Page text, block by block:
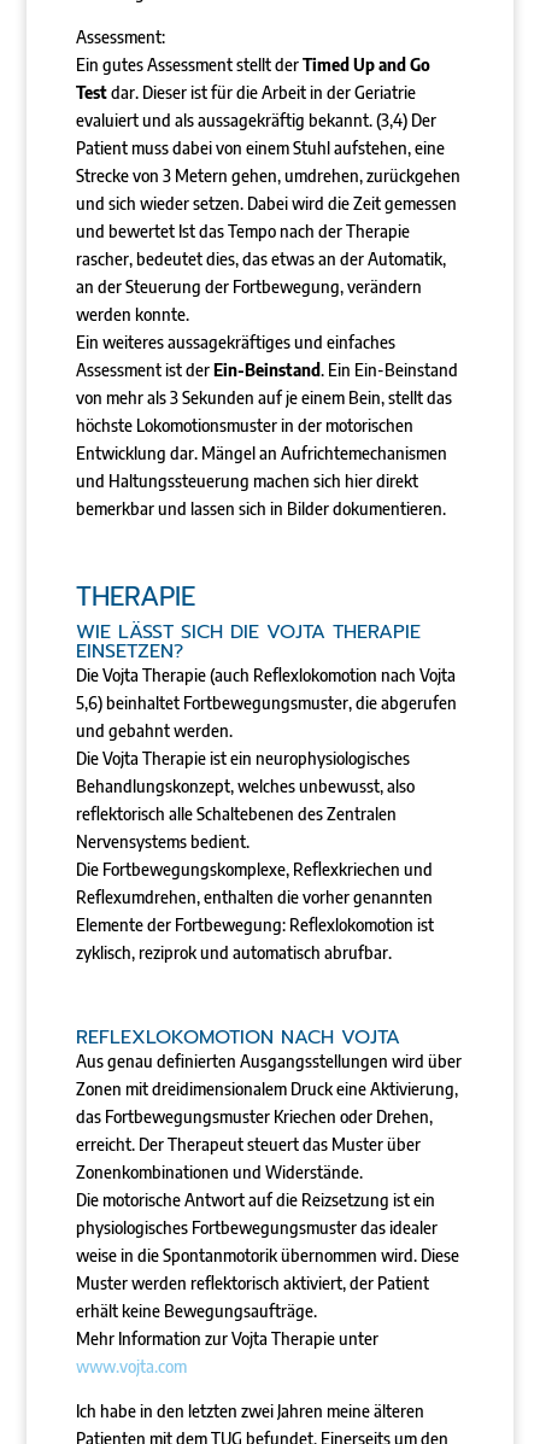
Assessment:
Ein gutes Assessment stellt derTimed Up and Go
Testdar. Dieser ist für die Arbeit in der Geriatrie
evaluiert und als aussagekräftig bekannt. (3,4) Der
Patient muss dabei von einem Stuhl aufstehen, eine
Strecke von 3 Metern gehen, umdrehen, zurückgehen
und sich wieder setzen. Dabei wird die Zeit gemessen
und bewertet Ist das Tempo nach der Therapie
rascher, bedeutet dies, das etwas an der Automatik,
an der Steuerung der Fortbewegung, verändern
werden konnte.
Ein weiteres aussagekräftiges und einfaches
Assessment ist derEin-Beinstand. Ein Ein-Beinstand
von mehr als 3 Sekunden auf je einem Bein, stellt das
höchste Lokomotionsmuster in der motorischen
Entwicklung dar. Mängel an Aufrichtemechanismen
und Haltungssteuerung machen sich hier direkt
bemerkbar und lassen sich in Bilder dokumentieren.
THERAPIE
WIE LÄSST SICH DIE VOJTA THERAPIE
EINSETZEN?
Die Vojta Therapie (auch Reflexlokomotion nach Vojta
5,6) beinhaltet Fortbewegungsmuster, die abgerufen
und gebahnt werden.
Die Vojta Therapie ist ein neurophysiologisches
Behandlungskonzept, welches unbewusst, also
reflektorisch alle Schaltebenen des Zentralen
Nervensystems bedient.
Die Fortbewegungskomplexe, Reflexkriechen und
Reflexumdrehen, enthalten die vorher genannten
Elemente der Fortbewegung: Reflexlokomotion ist
zyklisch, reziprok und automatisch abrufbar.
REFLEXLOKOMOTION NACH VOJTA
Aus genau definierten Ausgangsstellungen wird über
Zonen mit dreidimensionalem Druck eine Aktivierung,
das Fortbewegungsmuster Kriechen oder Drehen,
erreicht. Der Therapeut steuert das Muster über
Zonenkombinationen und Widerstände.
Die motorische Antwort auf die Reizsetzung ist ein
physiologisches Fortbewegungsmuster das idealer
weise in die Spontanmotorik übernommen wird. Diese
Muster werden reflektorisch aktiviert, der Patient
erhält keine Bewegungsaufträge.
Mehr Information zur Vojta Therapie unter
www.vojta.com
Ich habe in den letzten zwei Jahren meine älteren
Patienten mit dem TUG befundet. Einerseits um den